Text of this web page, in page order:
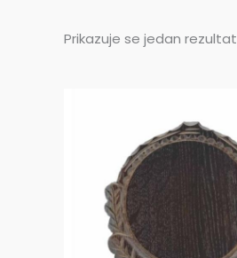
Prikazuje se jedan rezultat